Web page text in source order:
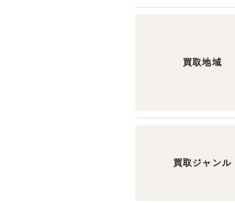
買取地域
買取ジャンル